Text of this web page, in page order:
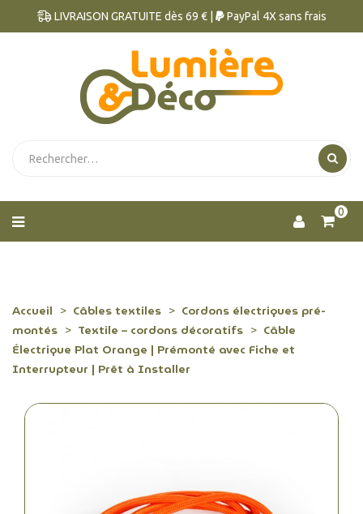
LIVRAISON GRATUITE dès 69 € | PayPal 4X sans frais
0
Accueil Câbles textiles
Cordons électriques pré-
montés
Textile – cordons décoratifs
Câble
Électrique Plat Orange | Prémonté avec Fiche et
Interrupteur | Prêt à Installer